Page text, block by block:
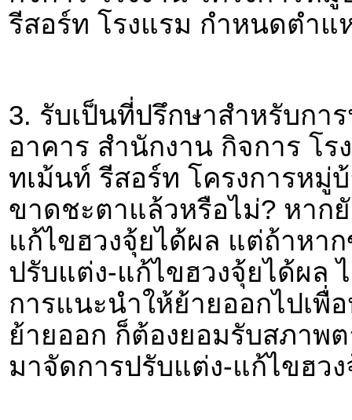
รีสอร์ท โรงแรม กำหนดตำแ
3. รับเป็นที่ปรึกษาสำหรับกา
อาคาร สำนักงาน กิจการ โ
ทเม้นท์ รีสอร์ท โครงการห
ขาดชะตาแล้วหรือไม่? หาก
แก้ไขฮวงจุ้ยได้ผล แต่ถ้าหา
ปรับแต่ง-แก้ไขฮวงจุ้ยได้ผล
การแนะนำให้ย้ายออกไปเพื่
ย้ายออก ก็ต้องยอมรับสภาพ
มาจัดการปรับแต่ง-แก้ไขฮว